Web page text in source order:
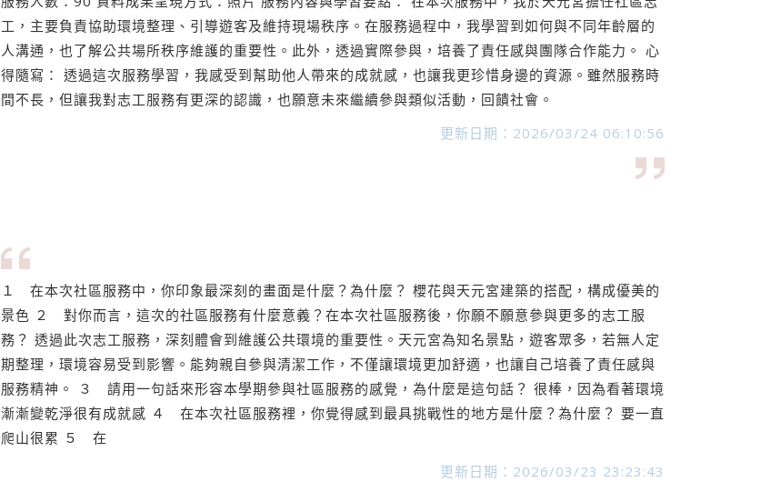
工，主要負責協助環境整理、引導遊客及維持現場秩序。在服務過程中，我學習到如何與不同年齡層的
人溝通，也了解公共場所秩序維護的重要性。此外，透過實際參與，培養了責任感與團隊合作能力。 心
得隨寫： 透過這次服務學習，我感受到幫助他人帶來的成就感，也讓我更珍惜身邊的資源。雖然服務時
間不長，但讓我對志工服務有更深的認識，也願意未來繼續參與類似活動，回饋社會。
更新日期：2026/03/24 06:10:56
１ 在本次社區服務中，你印象最深刻的畫面是什麼？為什麼？ 櫻花與天元宮建築的搭配，構成優美的
景色 ２ 對你而言，這次的社區服務有什麼意義？在本次社區服務後，你願不願意參與更多的志工服
務？ 透過此次志工服務，深刻體會到維護公共環境的重要性。天元宮為知名景點，遊客眾多，若無人定
期整理，環境容易受到影響。能夠親自參與清潔工作，不僅讓環境更加舒適，也讓自己培養了責任感與
服務精神。 ３ 請用一句話來形容本學期參與社區服務的感覺，為什麼是這句話？ 很棒，因為看著環境
漸漸變乾淨很有成就感 ４ 在本次社區服務裡，你覺得感到最具挑戰性的地方是什麼？為什麼？ 要一直
爬山很累 ５ 在
更新日期：2026/03/23 23:23:43